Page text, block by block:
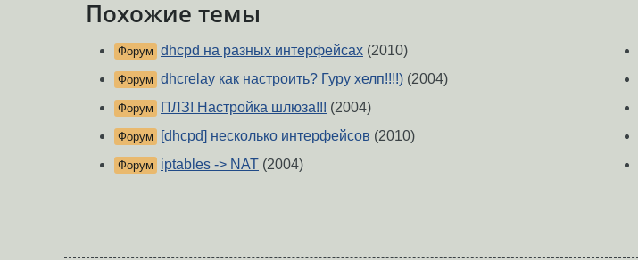
Похожие темы
Форум dhcpd на разных интерфейсах (2010)
Форум dhcrelay как настроить? Гуру хелп!!!!) (2004)
Форум ПЛЗ! Настройка шлюза!!! (2004)
Форум [dhcpd] несколько интерфейсов (2010)
Форум iptables -> NAT (2004)